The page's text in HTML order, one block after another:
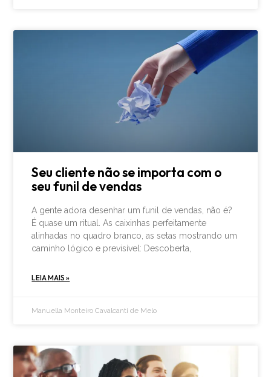
Seu cliente não se importa com o
seu funil de vendas
A gente adora desenhar um funil de vendas, não é?
É quase um ritual. As caixinhas perfeitamente
alinhadas no quadro branco, as setas mostrando um
caminho lógico e previsível: Descoberta,
LEIA MAIS »
Manuella Monteiro Cavalcanti de Melo